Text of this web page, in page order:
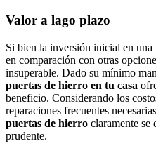
Valor a lago plazo
Si bien la inversión inicial en una
en comparación con otras
insuperable. Dado su mínimo
puertas de hierro en tu casa
beneficio. Considerando los
reparaciones frecuentes
puertas de hierro claramente se
prudente.